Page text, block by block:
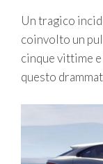
Un tragico
coinvolto un
cinque vittime
questo